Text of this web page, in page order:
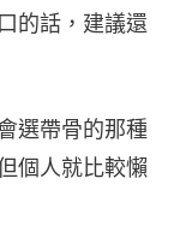
的話，建議還
選帶骨的那種
個人就比較懶